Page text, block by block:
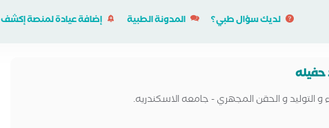
لديك سؤال طبي؟ المدونة الطبية إضافة عيادة لمنصة إكشف
حفيله
التوليد و الحقن المجهري - جامعه الاسكندريه.